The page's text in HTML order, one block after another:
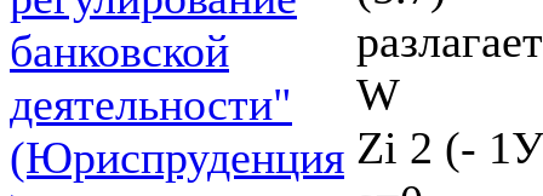
банковской
деятельности"
(Юриспруденция
W
Zi 2 (-